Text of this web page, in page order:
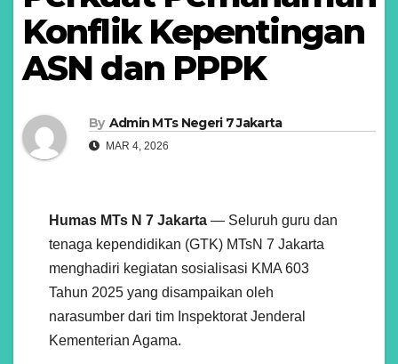
Konflik Kepentingan
ASN dan PPPK
By Admin MTs Negeri 7 Jakarta
MAR 4, 2026
Humas MTs N 7 Jakarta — Seluruh guru dan
tenaga kependidikan (GTK) MTsN 7 Jakarta
menghadiri kegiatan sosialisasi KMA 603
Tahun 2025 yang disampaikan oleh
narasumber dari tim Inspektorat Jenderal
Kementerian Agama.